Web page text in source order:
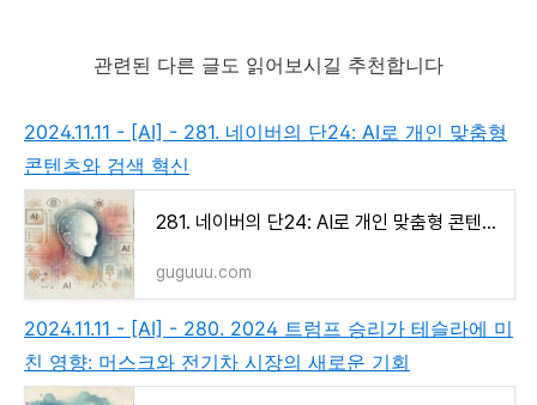
관련된 다른 글도 읽어보시길 추천합니다
2024.11.11 - [AI] - 281. 네이버의 단24: AI로 개인 맞춤형
콘텐츠와 검색 혁신
281. 네이버의 단24: AI로 개인 맞춤형 콘텐츠와 검색 혁신
guguuu.com
2024.11.11 - [AI] - 280. 2024 트럼프 승리가 테슬라에 미
친 영향: 머스크와 전기차 시장의 새로운 기회